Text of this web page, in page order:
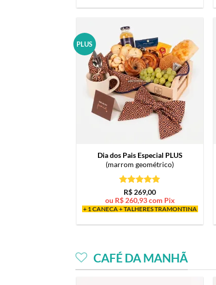
PLUS
Dia dos Pais Especial PLUS
(marrom geométrico)
Avaliação5
de 5
R$ 269,00
ou R$260,93com Pix
+ 1 CANECA + TALHERES TRAMONTINA
CAFÉ DA MANHÃ